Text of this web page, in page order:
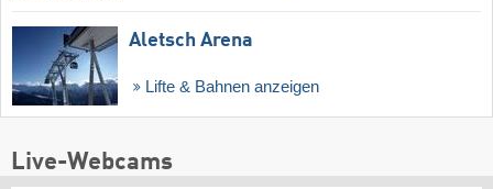
Aletsch Arena
Lifte & Bahnen anzeigen
Live-Webcams